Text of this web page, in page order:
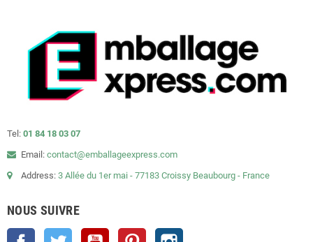
Tel: 01 84 18 03 07
Email: contact@emballageexpress.com
Address: 3 Allée du 1er mai - 77183 Croissy Beaubourg - France
NOUS SUIVRE
Facebook Twitter YouTube Pinterest